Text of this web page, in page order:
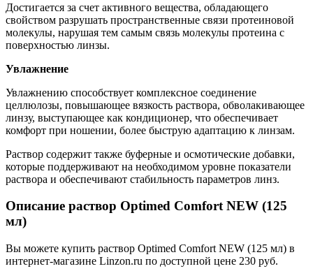
Достигается за счет активного вещества, обладающего
свойством разрушать пространственные связи протеиновой
молекулы, нарушая тем самым связь молекулы протеина с
поверхностью линзы.
Увлажнение
Увлажнению способствует комплексное соединение
целлюлозы, повышающее вязкость раствора, обволакивающее
линзу, выступающее как кондиционер, что обеспечивает
комфорт при ношении, более быструю адаптацию к линзам.
Раствор содержит также буферные и осмотические добавки,
которые поддерживают на необходимом уровне показатели
раствора и обеспечивают стабильность параметров линз.
Описание раствор Optimed Comfort NEW (125
мл)
Вы можете купить раствор Optimed Comfort NEW (125 мл) в
интернет-магазине Linzon.ru по доступной цене 230 руб.